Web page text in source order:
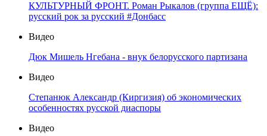
КУЛЬТУРНЫЙ ФРОНТ. Роман Рыкалов (группа ЕЩЁ):
русский рок за русский #Донбасс
Видео
Дюк Мишель Нгебана - внук белорусского партизана
Видео
Степанюк Александр (Киргизия) об экономических
особенностях русской диаспоры
Видео